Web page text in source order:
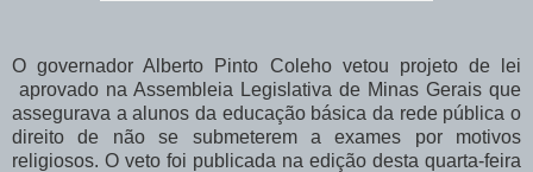
O governador Alberto Pinto Coleho vetou projeto de lei
aprovado na Assembleia Legislativa de Minas Gerais que
assegurava a alunos da educação básica da rede pública o
direito de não se submeterem a exames por motivos
religiosos. O veto foi publicada na edição desta quarta-feira